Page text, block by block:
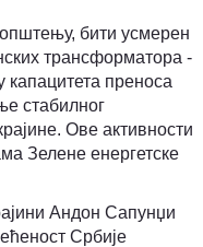
бити усмерен
трансформатора -
преноса
стабилног
Ове активности
Зелене енергетске
Андон Сапунџи
Србије